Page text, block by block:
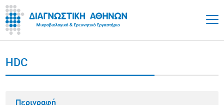
HDC
Περιγραφή